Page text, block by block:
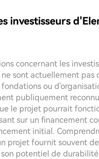
investisseurs
concernant les
sont actuellement pas
fondations ou
publiquement
le projet pourrait
sur un financement
initial.
projet fournit souvent
potentiel de